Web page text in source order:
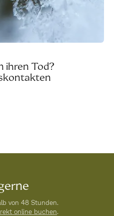
ihren Tod?
von 48 Stunden.
online buchen.